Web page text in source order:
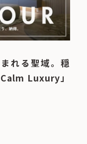
れる聖域。穏
Luxury」